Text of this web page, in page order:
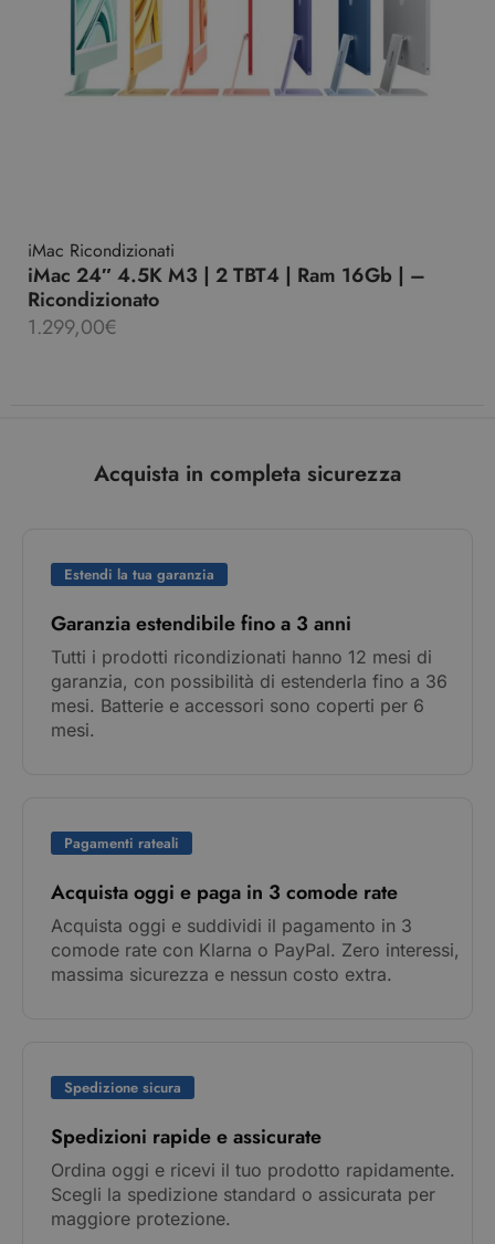
iMac Ricondizionati
iMac 24″ 4.5K M3 | 2 TBT4 | Ram 16Gb | –
Ricondizionato
1.299,00€
Acquista in completa sicurezza
Estendi la tua garanzia
Garanzia estendibile fino a 3 anni
Tutti i prodotti ricondizionati hanno 12 mesi di
garanzia, con possibilità di estenderla fino a 36
mesi. Batterie e accessori sono coperti per 6
mesi.
Pagamenti rateali
Acquista oggi e paga in 3 comode rate
Acquista oggi e suddividi il pagamento in 3
comode rate con Klarna o PayPal. Zero interessi,
massima sicurezza e nessun costo extra.
Spedizione sicura
Spedizioni rapide e assicurate
Ordina oggi e ricevi il tuo prodotto rapidamente.
Scegli la spedizione standard o assicurata per
maggiore protezione.